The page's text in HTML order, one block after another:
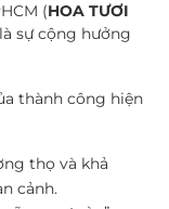
(HOA TƯƠI
sự cộng hưởng
thành công hiện
thọ và khả
cảnh.